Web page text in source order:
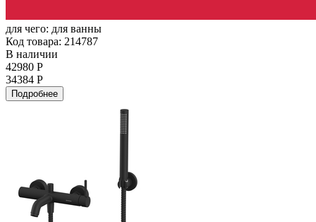
для чего: для ванны
Код товара: 214787
В наличии
42980 Р
34384 Р
Подробнее